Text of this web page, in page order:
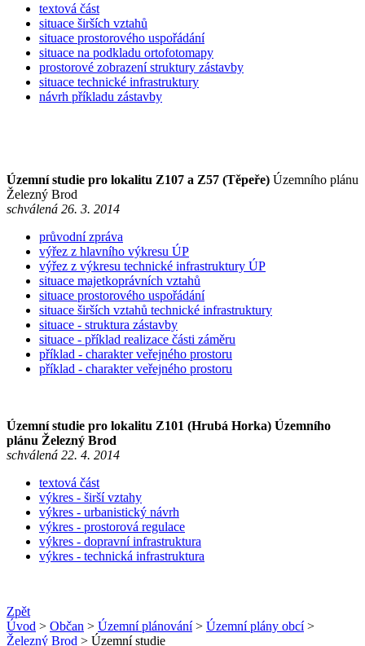
textová část
situace širších vztahů
situace prostorového uspořádání
situace na podkladu ortofotomapy
prostorové zobrazení struktury zástavby
situace technické infrastruktury
návrh příkladu zástavby
Územní studie pro lokalitu Z107 a Z57 (Těpeře) Územního plánu
Železný Brod
schválená 26. 3. 2014
průvodní zpráva
výřez z hlavního výkresu ÚP
výřez z výkresu technické infrastruktury ÚP
situace majetkoprávních vztahů
situace prostorového uspořádání
situace širších vztahů technické infrastruktury
situace - struktura zástavby
situace - příklad realizace části záměru
příklad - charakter veřejného prostoru
příklad - charakter veřejného prostoru
Územní studie pro lokalitu Z101 (Hrubá Horka) Územního
plánu Železný Brod
schválená 22. 4. 2014
textová část
výkres - širší vztahy
výkres - urbanistický návrh
výkres - prostorová regulace
výkres - dopravní infrastruktura
výkres - technická infrastruktura
Zpět
Úvod > Občan > Územní plánování> Územní plány obcí>
Železný Brod > Územní studie